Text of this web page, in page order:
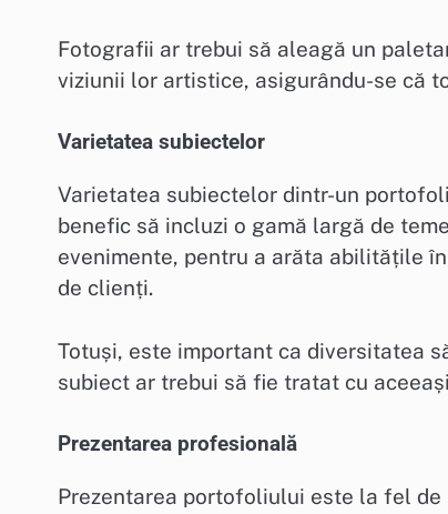
Fotografii ar trebui să aleagă un
viziunii lor artistice, asigurându-se că
Varietatea subiectelor
Varietatea subiectelor dintr-un
benefic să incluzi o gamă largă de
evenimente, pentru a arăta abilitățile
de clienți.
Totuși, este important ca diversitatea
subiect ar trebui să fie tratat cu
Prezentarea profesională
Prezentarea portofoliului este la fel